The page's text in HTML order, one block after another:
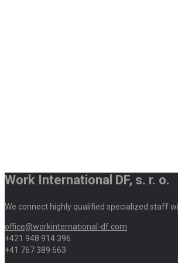
Work International DF, s. r. o.
We connect highly qualified specialized staff
office@workinternational-df.com
+421 948 914 396
+41 767 389 663